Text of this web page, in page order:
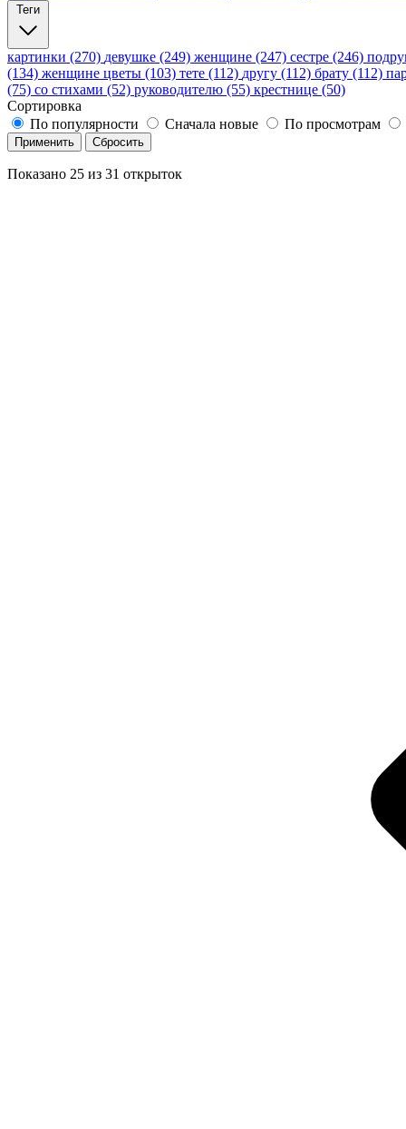
Теги
картинки (270) девушке (249) женщине (247) сестре (246)
(134) женщине цветы (103) тете (112) другу (112) брату (112)
(75) со стихами (52) руководителю (55) крестнице (50)
Сортировка
По популярности
Сначала новые По просмотрам
Применить Сбросить
Показано 25 из 31 открыток